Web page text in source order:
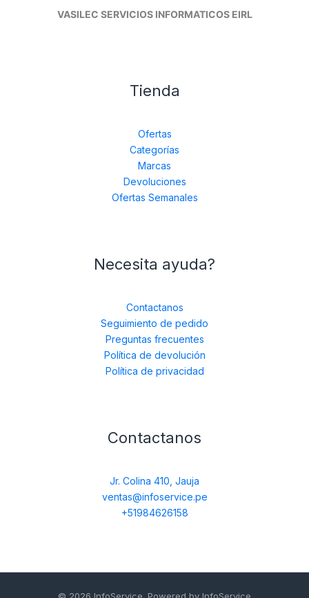
VASILEC SERVICIOS INFORMATICOS EIRL
Tienda
Ofertas
Categorías
Marcas
Devoluciones
Ofertas Semanales
Necesita ayuda?
Contactanos
Seguimiento de pedido
Preguntas frecuentes
Política de devolución
Política de privacidad
Contactanos
Jr. Colina 410, Jauja
ventas@infoservice.pe
+51984626158